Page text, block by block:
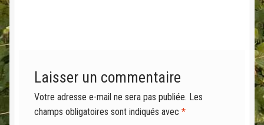
Laisser un commentaire
Votre adresse e-mail ne sera pas publiée. Les
champs obligatoires sont indiqués avec *